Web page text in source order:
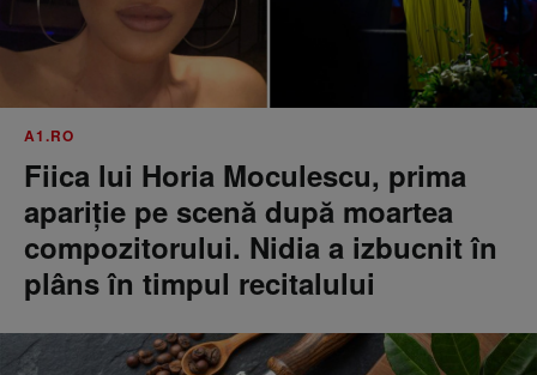
A1.RO
Fiica lui Horia Moculescu, prima
apariție pe scenă după moartea
compozitorului. Nidia a izbucnit în
plâns în timpul recitalului